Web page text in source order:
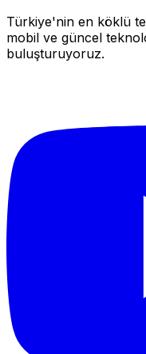
Türkiye'nin en köklü
mobil ve güncel
buluşturuyoruz.